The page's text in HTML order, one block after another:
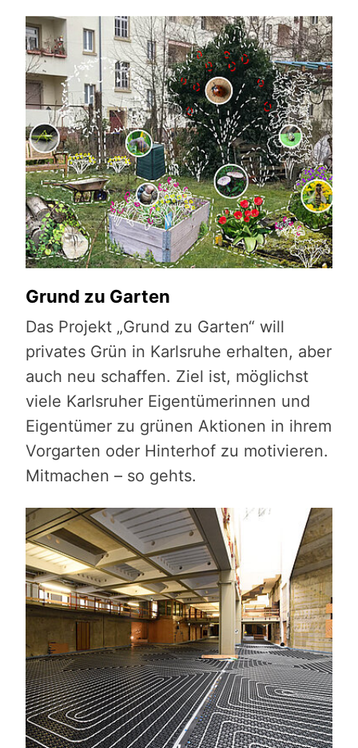
Grund zu Garten
Das Projekt „Grund zu Garten“ will
privates Grün in Karlsruhe erhalten, aber
auch neu schaffen. Ziel ist, möglichst
viele Karlsruher Eigentümerinnen und
Eigentümer zu grünen Aktionen in ihrem
Vorgarten oder Hinterhof zu motivieren.
Mitmachen – so gehts.